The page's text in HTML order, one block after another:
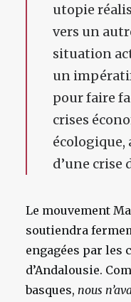
utopie
vers un
situation
un
pour faire
crises
écologique,
d’une crise
Le mouvement
soutiendra
engagées par les
d’Andalousie.
basques, nous